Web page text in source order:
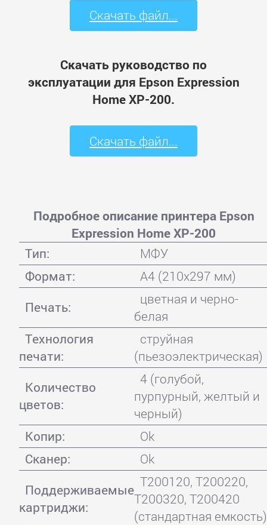
Скачать файл...
Скачать руководство по
эксплуатации для Epson Expression
Home XP-200.
Скачать файл...
Подробное описание принтера Epson
Expression Home XP-200
Тип:
МФУ
Формат:
A4 (210x297 мм)
Печать:
цветная и черно-
белая
Технология
печати:
струйная
(пьезоэлектрическая)
Количество
цветов:
4 (голубой,
пурпурный, желтый и
черный)
Копир:
Ok
Сканер:
Ok
Поддерживаемые
картриджи:
T200120, T200220,
T200320, T200420
(стандартная емкость)